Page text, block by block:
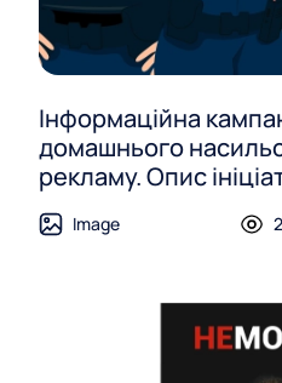
Інформаційна
домашнього
рекламу. Опис
Image